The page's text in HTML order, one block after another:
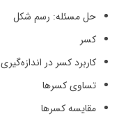
حل مسئله: رسم شکل
کسر
کاربرد کسر در اندازه‌گیری
تساوی کسرها
مقایسه کسرها